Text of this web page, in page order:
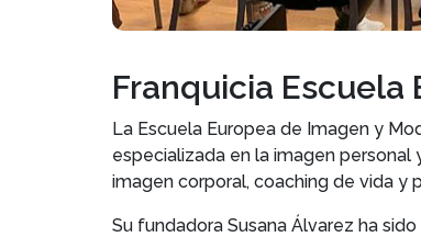
Franquicia Escuela
La Escuela Europea de Imagen y
especializada en la imagen
imagen corporal, coaching de vida y
Su fundadora Susana Álvarez ha